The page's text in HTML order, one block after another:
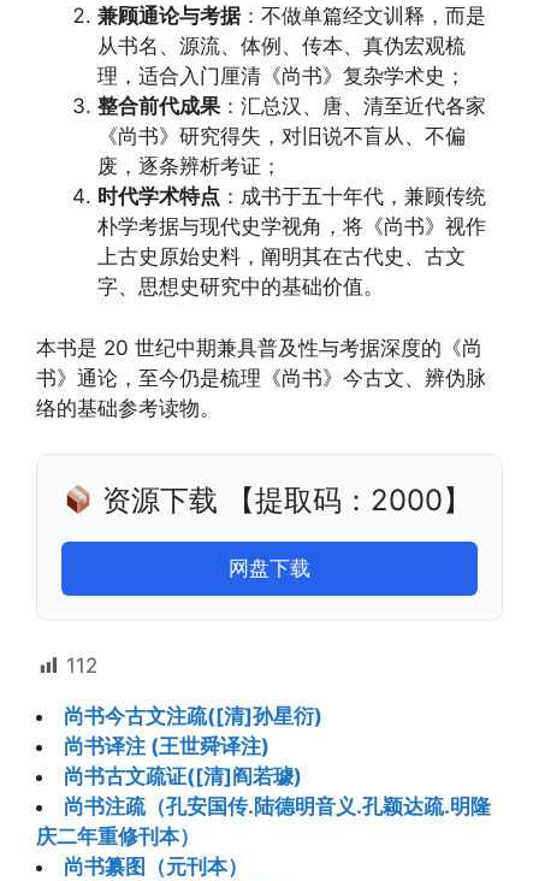
兼顾通论与考据：不做单篇经文训释，而是
从书名、源流、体例、传本、真伪宏观梳
理，适合入门厘清《尚书》复杂学术史；
整合前代成果 ：汇总汉、唐、清至近代各家
《尚书》研究得失，对旧说不盲从、不偏
废，逐条辨析考证；
时代学术特点 ：成书于五十年代，兼顾传统
朴学考据与现代史学视角，将《尚书》视作
上古史原始史料，阐明其在古代史、古文
字、思想史研究中的基础价值。
本书是 20 世纪中期兼具普及性与考据深度的《尚
书》通论，至今仍是梳理《尚书》今古文、辨伪脉
络的基础参考读物。
资源下载 【提取码：2000】
网盘下载
112
尚书今古文注疏([清]孙星衍)
尚书译注 (王世舜译注)
尚书古文疏证([清]阎若璩)
尚书注疏（孔安国传.陆德明音义.孔颖达疏.明隆
庆二年重修刊本）
尚书纂图（元刊本）